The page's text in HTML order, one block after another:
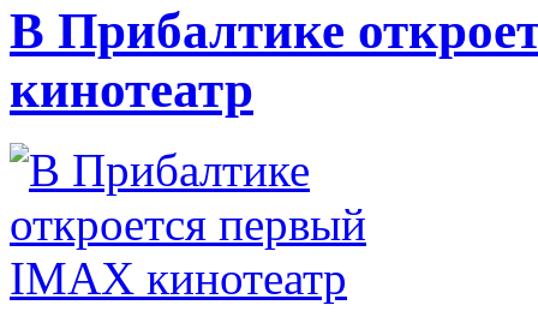
В Прибалтике
кинотеатр